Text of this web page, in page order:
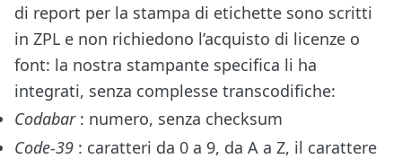
di report per la stampa di etichette sono scritti
in ZPL e non richiedono l’acquisto di licenze o
font: la nostra stampante specifica li ha
integrati, senza complesse transcodifiche:
Codabar: numero, senza checksum
Code-39 : caratteri da 0 a 9, da A a Z, il carattere